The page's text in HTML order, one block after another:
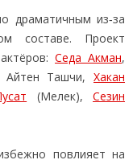
драматичным из‑за
составе. Проект
Седа Акман,
Айтен Ташчи, Хакан
(Мелек),Сезин
повлияет на